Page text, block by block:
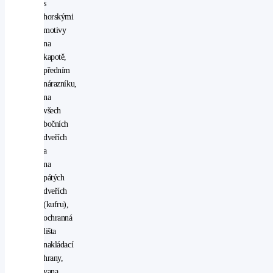
s
horskými
motivy
na
kapotě,
předním
nárazníku,
na
všech
bočních
dveřích
a
na
pátých
dveřích
(kufru),
ochranná
lišta
nakládací
hrany,